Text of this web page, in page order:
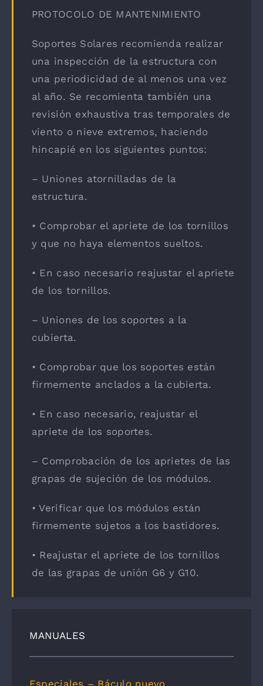
PROTOCOLO DE MANTENIMIENTO
Soportes Solares recomienda realizar
una inspección de la estructura con
una periodicidad de al menos una vez
al año. Se recomienta también una
revisión exhaustiva tras temporales de
viento o nieve extremos, haciendo
hincapié en los siguientes puntos:
– Uniones atornilladas de la
estructura.
• Comprobar el apriete de los tornillos
y que no haya elementos sueltos.
• En caso necesario reajustar el apriete
de los tornillos.
– Uniones de los soportes a la
cubierta.
• Comprobar que los soportes están
firmemente anclados a la cubierta.
• En caso necesario, reajustar el
apriete de los soportes.
– Comprobación de los aprietes de las
grapas de sujeción de los módulos.
• Verificar que los módulos están
firmemente sujetos a los bastidores.
• Reajustar el apriete de los tornillos
de las grapas de unión G6 y G10.
MANUALES
Especiales – Báculo nuevo